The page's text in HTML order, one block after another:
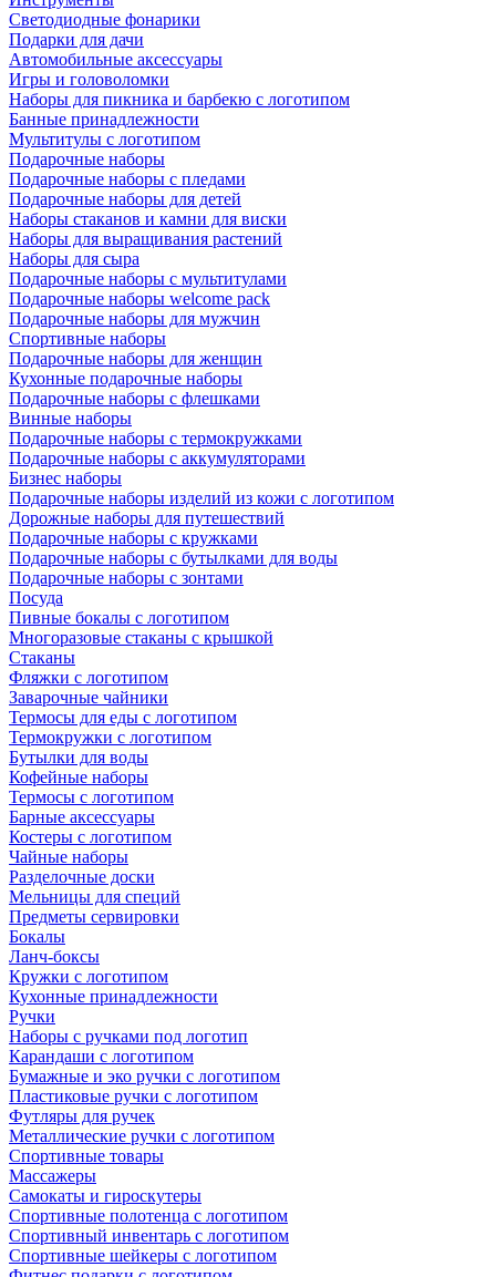
Светодиодные фонарики
Подарки для дачи
Автомобильные аксессуары
Игры и головоломки
Наборы для пикника и барбекю с логотипом
Банные принадлежности
Мультитулы с логотипом
Подарочные наборы
Подарочные наборы с пледами
Подарочные наборы для детей
Наборы стаканов и камни для виски
Наборы для выращивания растений
Наборы для сыра
Подарочные наборы с мультитулами
Подарочные наборы welcome pack
Подарочные наборы для мужчин
Спортивные наборы
Подарочные наборы для женщин
Кухонные подарочные наборы
Подарочные наборы с флешками
Винные наборы
Подарочные наборы с термокружками
Подарочные наборы с аккумуляторами
Бизнес наборы
Подарочные наборы изделий из кожи с логотипом
Дорожные наборы для путешествий
Подарочные наборы с кружками
Подарочные наборы с бутылками для воды
Подарочные наборы с зонтами
Посуда
Пивные бокалы с логотипом
Многоразовые стаканы с крышкой
Стаканы
Фляжки с логотипом
Заварочные чайники
Термосы для еды с логотипом
Термокружки с логотипом
Бутылки для воды
Кофейные наборы
Термосы с логотипом
Барные аксессуары
Костеры с логотипом
Чайные наборы
Разделочные доски
Мельницы для специй
Предметы сервировки
Бокалы
Ланч-боксы
Кружки с логотипом
Кухонные принадлежности
Ручки
Наборы с ручками под логотип
Карандаши с логотипом
Бумажные и эко ручки с логотипом
Пластиковые ручки с логотипом
Футляры для ручек
Металлические ручки с логотипом
Спортивные товары
Массажеры
Самокаты и гироскутеры
Спортивные полотенца с логотипом
Спортивный инвентарь с логотипом
Спортивные шейкеры с логотипом